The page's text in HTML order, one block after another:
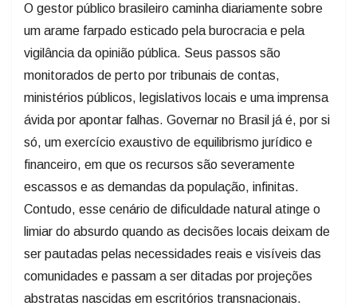
O gestor público brasileiro caminha diariamente sobre
um arame farpado esticado pela burocracia e pela
vigilância da opinião pública. Seus passos são
monitorados de perto por tribunais de contas,
ministérios públicos, legislativos locais e uma imprensa
ávida por apontar falhas. Governar no Brasil já é, por si
só, um exercício exaustivo de equilibrismo jurídico e
financeiro, em que os recursos são severamente
escassos e as demandas da população, infinitas.
Contudo, esse cenário de dificuldade natural atinge o
limiar do absurdo quando as decisões locais deixam de
ser pautadas pelas necessidades reais e visíveis das
comunidades e passam a ser ditadas por projeções
abstratas nascidas em escritórios transnacionais.